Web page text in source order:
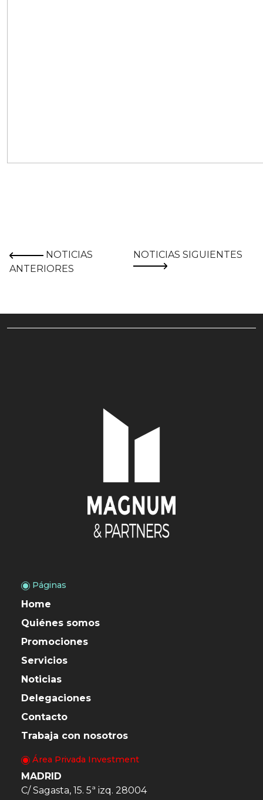
NOTICIAS
ANTERIORES
NOTICIAS SIGUIENTES
Páginas
Home
Quiénes somos
Promociones
Servicios
Noticias
Delegaciones
Contacto
Trabaja con nosotros
Área Privada Investment
MADRID
C/ Sagasta, 15. 5ª izq. 28004